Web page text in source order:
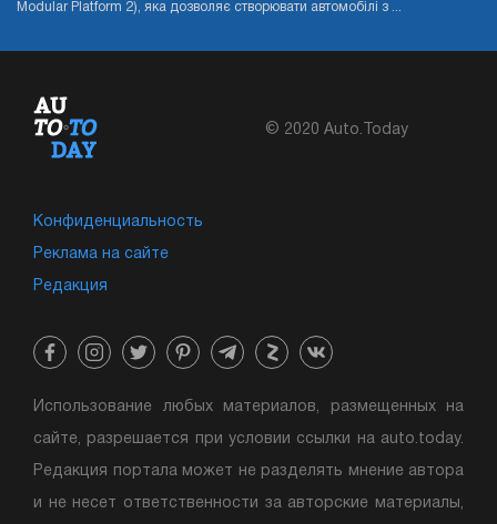
Modular Platform 2), яка дозволяє створювати автомобілі з ...
© 2020 Auto.Today
Конфиденциальность
Реклама на сайте
Редакция
Использование любых материалов, размещенных на
сайте, разрешается при условии ссылки на auto.today.
Редакция портала может не разделять мнение автора
и не несет ответственности за авторские материалы,